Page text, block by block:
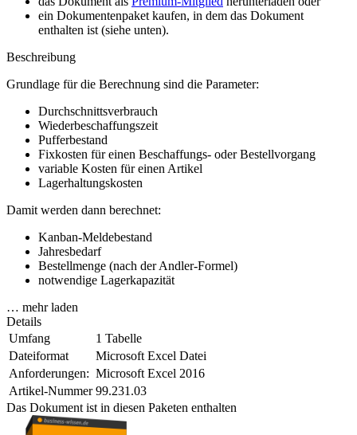
ein Dokumentenpaket kaufen, in dem das Dokument
enthalten ist (siehe unten).
Beschreibung
Grundlage für die Berechnung sind die Parameter:
Durchschnittsverbrauch
Wiederbeschaffungszeit
Pufferbestand
Fixkosten für einen Beschaffungs- oder Bestellvorgang
variable Kosten für einen Artikel
Lagerhaltungskosten
Damit werden dann berechnet:
Kanban-Meldebestand
Jahresbedarf
Bestellmenge (nach der Andler-Formel)
notwendige Lagerkapazität
… mehr laden
Details
Umfang
1 Tabelle
Dateiformat
Microsoft Excel Datei
Anforderungen: Microsoft Excel 2016
Artikel-Nummer 99.231.03
Das Dokument ist in diesen Paketen enthalten